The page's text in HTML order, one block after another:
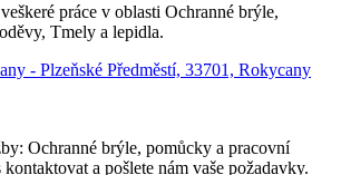
práce v oblasti Ochranné brýle,
Tmely a lepidla.
- Plzeňské Předměstí, 33701, Rokycany
Ochranné brýle, pomůcky a pracovní
a pošlete nám vaše požadavky.